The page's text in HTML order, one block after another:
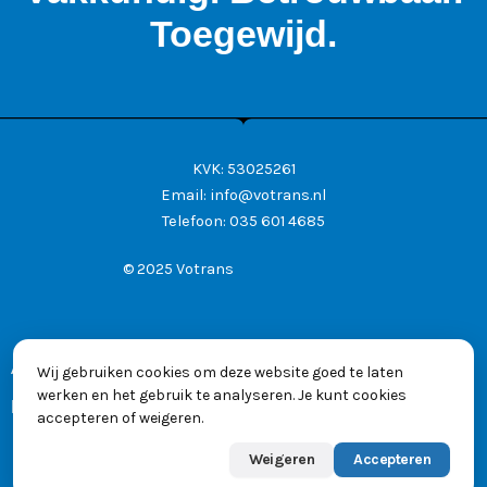
Toegewijd.
KVK: 53025261
Email: info@votrans.nl
Telefoon: 035 601 4685
© 2025 Votrans
Algemene voorwaarden
Privacyverklaring
Wij gebruiken cookies om deze website goed te laten
werken en het gebruik te analyseren. Je kunt cookies
accepteren of weigeren.
Weigeren Accepteren